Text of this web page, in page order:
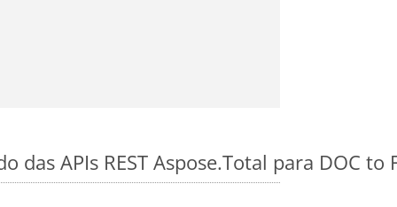
das APIs REST Aspose.Total para DOC to